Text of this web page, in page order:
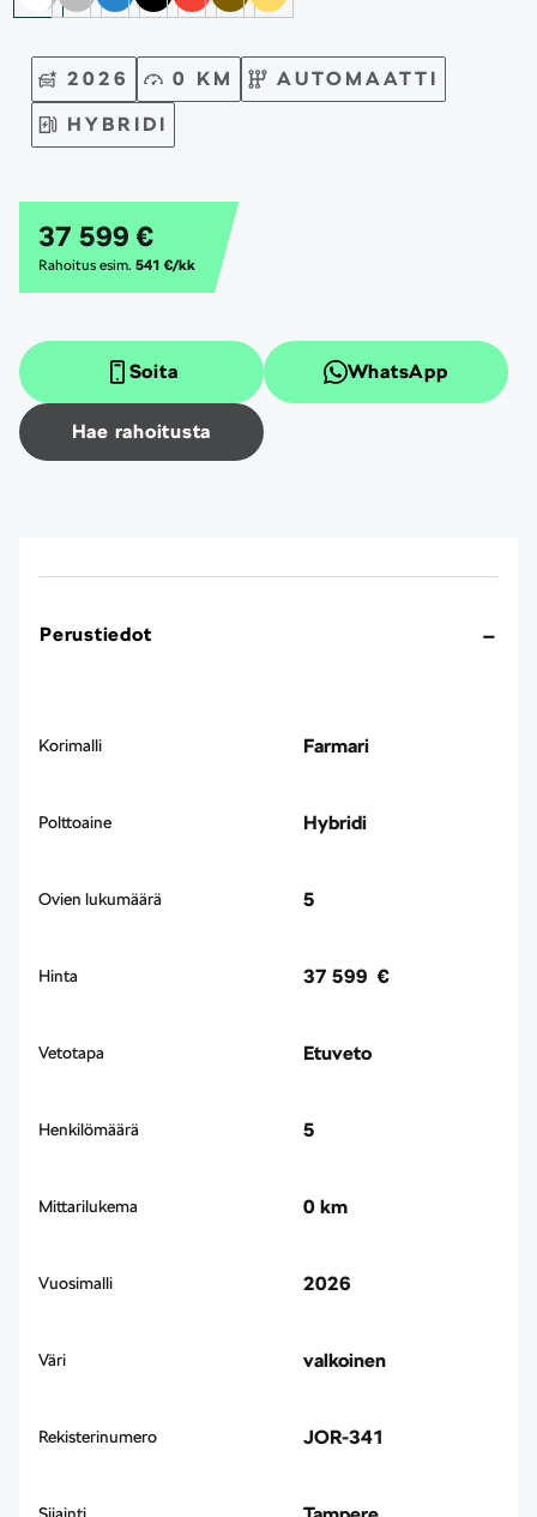
37 599 €
Rahoitus esim. 541 €/kk
2026 0 KM
AUTOMAATTI
HYBRIDI
Soita WhatsApp
Hae rahoitusta
Perustiedot
Korimalli Farmari
Polttoaine Hybridi
Ovien lukumäärä 5
Hinta 37 599 €
Vetotapa Etuveto
Henkilömäärä 5
Mittarilukema 0 km
Vuosimalli 2026
Väri valkoinen
Rekisterinumero JOR-341